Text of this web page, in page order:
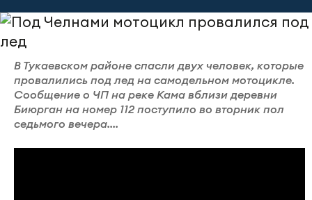
В Тукаевском районе спасли двух человек, которые
провалились под лед на самодельном мотоцикле.
Сообщение о ЧП на реке Кама вблизи деревни
Биюрган на номер 112 поступило во вторник пол
седьмого вечера....